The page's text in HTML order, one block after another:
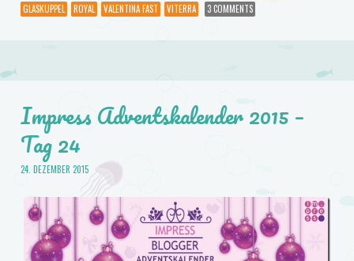
GLASKUPPEL
ROYAL VALENTINA FAST VITERRA 3 COMMENTS
Impress Adventskalender 2015 –
Tag 24
24. DEZEMBER 2015